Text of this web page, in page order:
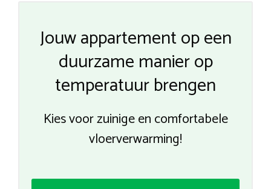
Jouw appartement op een
duurzame manier op
temperatuur brengen
Kies voor zuinige en comfortabele
vloerverwarming!